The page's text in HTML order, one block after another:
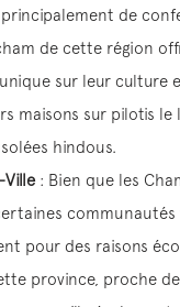
de
de cette région
sur leur culture
maisons sur pilotis le
hindous.
Ville: Bien que les
communautés
pour des raisons
province, proche